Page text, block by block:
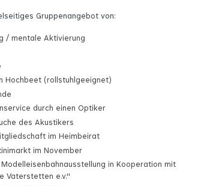
Gruppenangebot von:
/ mentale Aktivierung
Hochbeet (rollstuhlgeeignet)
durch einen Optiker
des Akustikers
im Heimbeirat
im November
Modelleisenbahnausstellung in Kooperation mit
Vaterstetten e.v."